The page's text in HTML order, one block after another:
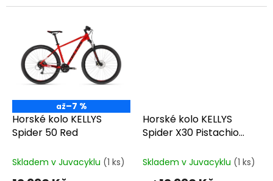
až–7 %
Horské kolo KELLYS
Spider 50 Red
Skladem v Juvacyklu (1 ks)
Horské kolo KELLYS
Spider X30 Pistachio
Skladem v Juvacyklu (1 ks)